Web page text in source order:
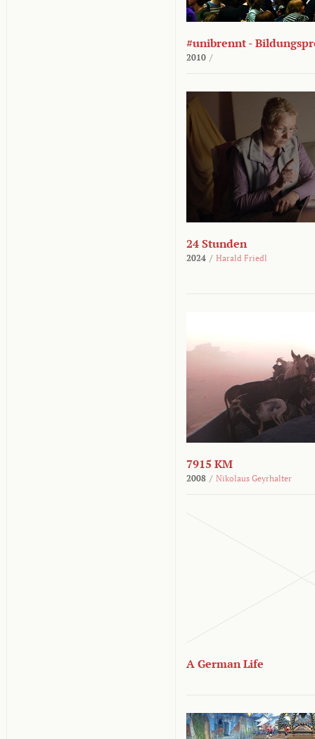
#unibrennt -
2010 /
24 Stunden
2024 / Harald Friedl
7915 KM
2008 / Nikolaus Geyrhalter
A German Life